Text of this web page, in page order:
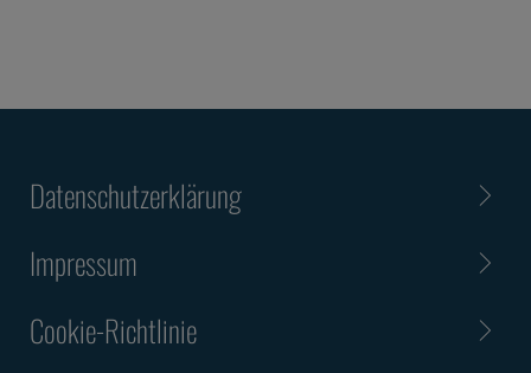
Datenschutzerklärung
Impressum
Cookie-Richtlinie